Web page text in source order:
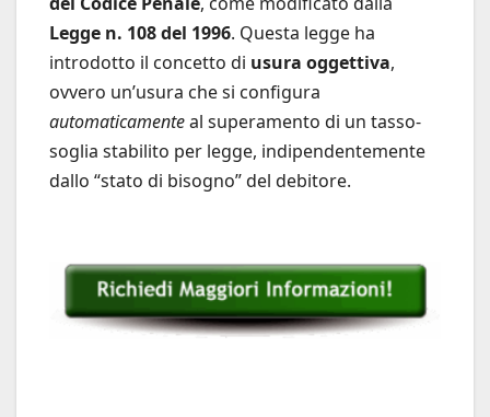
Legge n. 108 del 1996. Questa legge ha
introdotto il concetto di usura oggettiva,
ovvero un’usura che si configura
automaticamenteal superamento di un tasso-
soglia stabilito per legge, indipendentemente
dallo “stato di bisogno” del debitore.